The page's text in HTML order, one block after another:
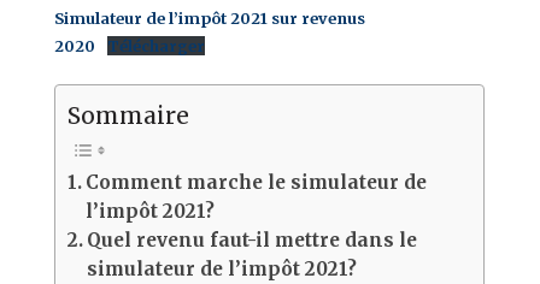
Simulateur de l’impôt 2021 sur revenus
2020
Télécharger
Sommaire
Comment marche le simulateur de
l’impôt 2021?
Quel revenu faut-il mettre dans le
simulateur de l’impôt 2021?